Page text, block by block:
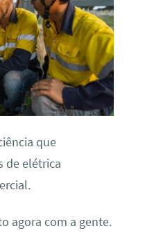
que
de elétrica
agora com a gente.